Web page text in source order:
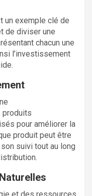
un exemple clé de
de diviser une
chacun une
l’investissement
produits
pour améliorer la
produit peut être
suivi tout au long